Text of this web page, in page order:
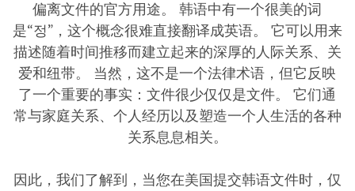
偏离文件的官方用途。 韩语中有一个很美的词
是“정”，这个概念很难直接翻译成英语。 它可以用来
描述随着时间推移而建立起来的深厚的人际关系、关
爱和纽带。 当然，这不是一个法律术语，但它反映
了一个重要的事实：文件很少仅仅是文件。 它们通
常与家庭关系、个人经历以及塑造一个人生活的各种
关系息息相关。
因此，我们了解到，当您在美国提交韩语文件时，仅